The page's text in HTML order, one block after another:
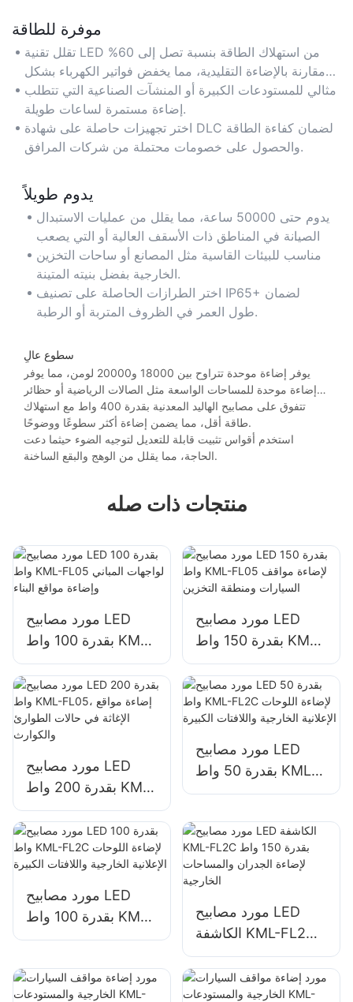
موفرة للطاقة
تقلل تقنية LED من استهلاك الطاقة بنسبة تصل إلى 60%
مقارنة بالإضاءة التقليدية، مما يخفض فواتير الكهرباء بشكل
كبير.
مثالي للمستودعات الكبيرة أو المنشآت الصناعية التي تتطلب
إضاءة مستمرة لساعات طويلة.
اختر تجهيزات حاصلة على شهادة DLC لضمان كفاءة الطاقة
والحصول على خصومات محتملة من شركات المرافق.
يدوم طويلاً
يدوم حتى 50000 ساعة، مما يقلل من عمليات الاستبدال
والصيانة في المناطق ذات الأسقف العالية أو التي يصعب
الوصول إليها.
مناسب للبيئات القاسية مثل المصانع أو ساحات التخزين
الخارجية بفضل بنيته المتينة.
اختر الطرازات الحاصلة على تصنيف IP65+ لضمان
طول العمر في الظروف المتربة أو الرطبة.
سطوع عالٍ
يوفر إضاءة موحدة تتراوح بين 18000 و20000 لومن، مما يوفر
إضاءة موحدة للمساحات الواسعة مثل الصالات الرياضية أو حظائر
الطائرات.
تتفوق على مصابيح الهاليد المعدنية بقدرة 400 واط مع استهلاك
طاقة أقل، مما يضمن إضاءة أكثر سطوعًا ووضوحًا.
استخدم أقواس تثبيت قابلة للتعديل لتوجيه الضوء حيثما دعت
الحاجة، مما يقلل من الوهج والبقع الساخنة.
منتجات ذات صله
مورد مصابيح LED
بقدرة 100 واط KML-
FL05 لواجهات المباني
وإضاءة مواقع البناء
مورد مصابيح LED
بقدرة 150 واط KML-
FL05 لإضاءة مواقف
السيارات ومنطقة
التخزين
مورد مصابيح LED
بقدرة 200 واط KML-
FL05، إضاءة مواقع
الإغاثة في حالات
الطوارئ والكوارث
مورد مصابيح LED
بقدرة 50 واط KML-
FL2C لإضاءة اللوحات
واللافتات الكبيرة
مورد مصابيح LED
بقدرة 100 واط KML-
FL2C لإضاءة اللوحات
واللافتات الكبيرة
مورد مصابيح LED
الكاشفة KML-FL2C
بقدرة 150 واط لإضاءة
الجدران والمساحات
الخارجية